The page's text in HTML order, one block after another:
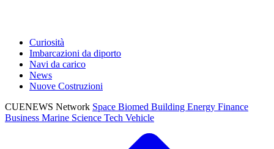
Curiosità
Imbarcazioni da diporto
Navi da carico
News
Nuove Costruzioni
CUENEWS Network Space Biomed Building Energy Finance
Business Marine Science Tech Vehicle